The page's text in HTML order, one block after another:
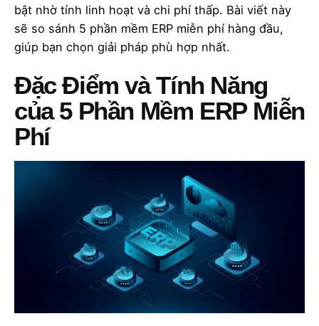
bật nhờ tính linh hoạt và chi phí thấp. Bài viết này
sẽ so sánh 5 phần mềm ERP miễn phí hàng đầu,
giúp bạn chọn giải pháp phù hợp nhất.
Đặc Điểm và Tính Năng
của 5 Phần Mềm ERP Miễn
Phí